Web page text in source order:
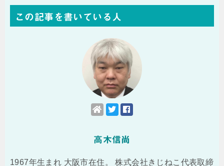
この記事を書いている人
高木信尚
1967年生まれ 大阪市在住。 株式会社きじねこ代表取締